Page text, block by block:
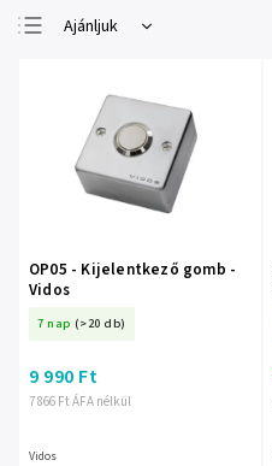
Ajánljuk
Legdrágább
Legnépszerűbb
termékek
ABC szerint
OP05 - Kijelentkező gomb -
Vidos
7 nap (>20 db)
7 866 Ft ÁFA nélkül
9 990 Ft
Vidos